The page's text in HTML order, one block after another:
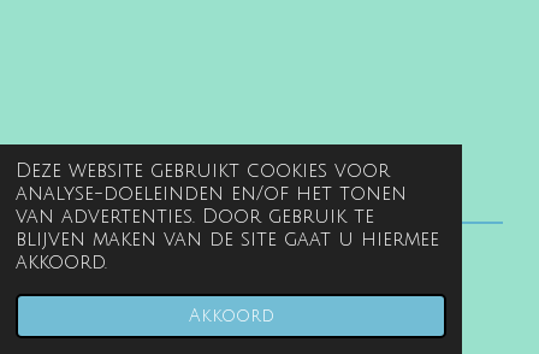
Deze website gebruikt cookies voor
analyse-doeleinden en/of het tonen
van advertenties. Door gebruik te
blijven maken van de site gaat u hiermee
akkoord.
Akkoord
© 2022 - 2026 www.gentille.nl
JouwWeb